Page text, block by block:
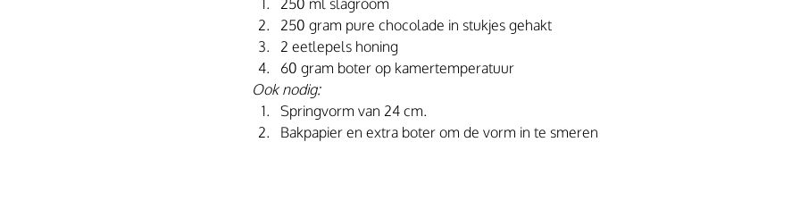
250 gram pure chocolade in stukjes gehakt
2 eetlepels honing
60 gram boter op kamertemperatuur
Ook nodig:
Springvorm van 24 cm.
Bakpapier en extra boter om de vorm in te smeren